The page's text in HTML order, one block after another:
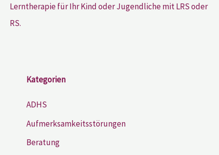
Lerntherapie für Ihr Kind oder Jugendliche mit LRS oder
RS.
Kategorien
ADHS
Aufmerksamkeitsstörungen
Beratung